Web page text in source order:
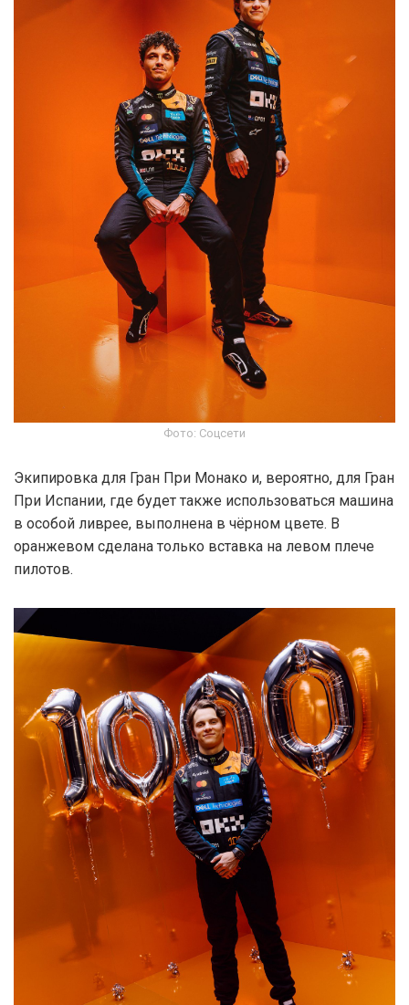
Фото: Соцсети
Экипировка для Гран При Монако и, вероятно, для Гран
При Испании, где будет также использоваться машина
в особой ливрее, выполнена в чёрном цвете. В
оранжевом сделана только вставка на левом плече
пилотов.